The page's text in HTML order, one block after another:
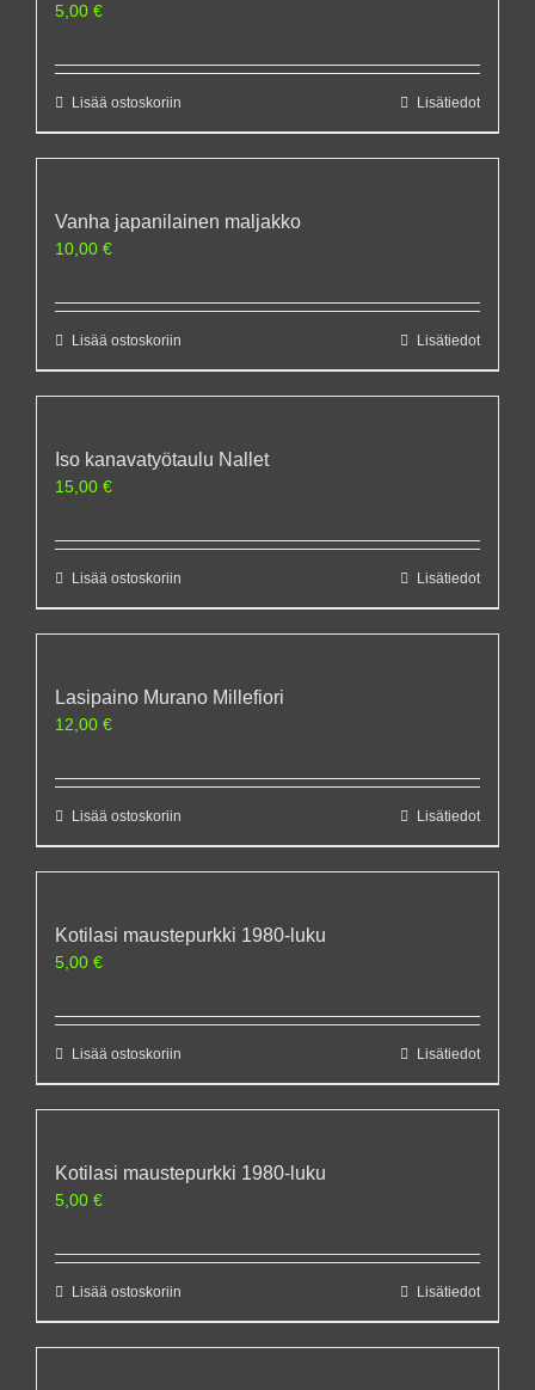
5,00 €
Lisää ostoskoriin Lisätiedot
Vanha japanilainen maljakko
10,00 €
Lisää ostoskoriin Lisätiedot
Iso kanavatyötaulu Nallet
15,00 €
Lisää ostoskoriin Lisätiedot
Lasipaino Murano Millefiori
12,00 €
Lisää ostoskoriin Lisätiedot
Kotilasi maustepurkki 1980-luku
5,00 €
Lisää ostoskoriin Lisätiedot
Kotilasi maustepurkki 1980-luku
5,00 €
Lisää ostoskoriin Lisätiedot